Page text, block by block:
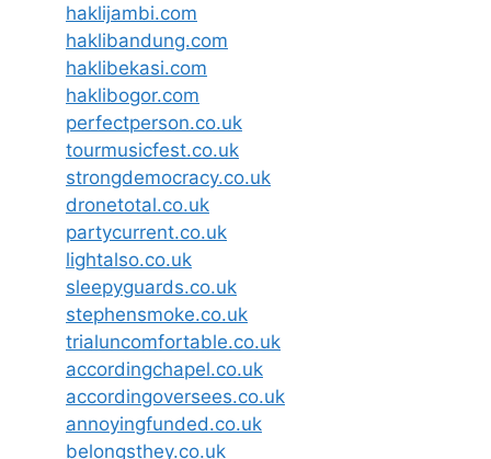
haklijambi.com
haklibandung.com
haklibekasi.com
haklibogor.com
perfectperson.co.uk
tourmusicfest.co.uk
strongdemocracy.co.uk
dronetotal.co.uk
partycurrent.co.uk
lightalso.co.uk
sleepyguards.co.uk
stephensmoke.co.uk
trialuncomfortable.co.uk
accordingchapel.co.uk
accordingoversees.co.uk
annoyingfunded.co.uk
belongsthey.co.uk